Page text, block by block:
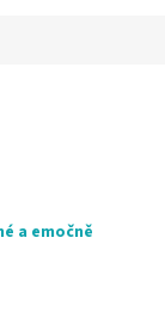
a emočně